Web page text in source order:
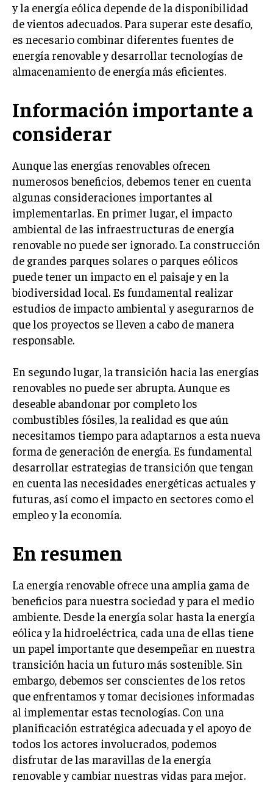
y la energía eólica depende de la disponibilidad
de vientos adecuados. Para superar este desafío,
es necesario combinar diferentes fuentes de
energía renovable y desarrollar tecnologías de
almacenamiento de energía más eficientes.
Información importante a
considerar
Aunque las energías renovables ofrecen
numerosos beneficios, debemos tener en cuenta
algunas consideraciones importantes al
implementarlas. En primer lugar, el impacto
ambiental de las infraestructuras de energía
renovable no puede ser ignorado. La construcción
de grandes parques solares o parques eólicos
puede tener un impacto en el paisaje y en la
biodiversidad local. Es fundamental realizar
estudios de impacto ambiental y asegurarnos de
que los proyectos se lleven a cabo de manera
responsable.
En segundo lugar, la transición hacia las energías
renovables no puede ser abrupta. Aunque es
deseable abandonar por completo los
combustibles fósiles, la realidad es que aún
necesitamos tiempo para adaptarnos a esta nueva
forma de generación de energía. Es fundamental
desarrollar estrategias de transición que tengan
en cuenta las necesidades energéticas actuales y
futuras, así como el impacto en sectores como el
empleo y la economía.
En resumen
La energía renovable ofrece una amplia gama de
beneficios para nuestra sociedad y para el medio
ambiente. Desde la energía solar hasta la energía
eólica y la hidroeléctrica, cada una de ellas tiene
un papel importante que desempeñar en nuestra
transición hacia un futuro más sostenible. Sin
embargo, debemos ser conscientes de los retos
que enfrentamos y tomar decisiones informadas
al implementar estas tecnologías. Con una
planificación estratégica adecuada y el apoyo de
todos los actores involucrados, podemos
disfrutar de las maravillas de la energía
renovable y cambiar nuestras vidas para mejor.